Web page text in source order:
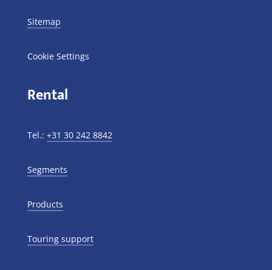
Sitemap
Cookie Settings
Rental
Tel.: +31 30 242 8842
Segments
Products
Touring support